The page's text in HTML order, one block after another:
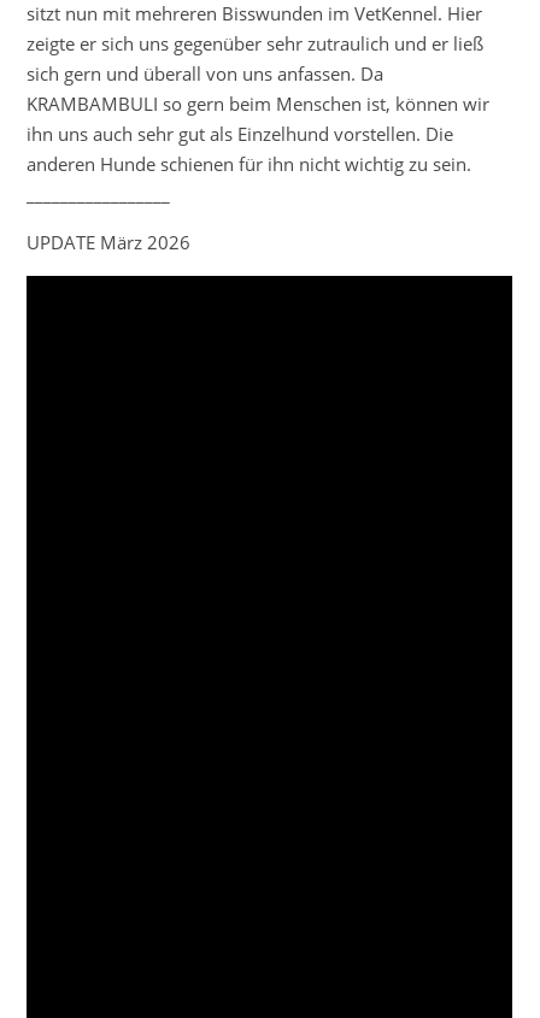
sitzt nun mit mehreren Bisswunden im VetKennel. Hier
zeigte er sich uns gegenüber sehr zutraulich und er ließ
sich gern und überall von uns anfassen. Da
KRAMBAMBULI so gern beim Menschen ist, können wir
ihn uns auch sehr gut als Einzelhund vorstellen. Die
anderen Hunde schienen für ihn nicht wichtig zu sein.
UPDATE März 2026